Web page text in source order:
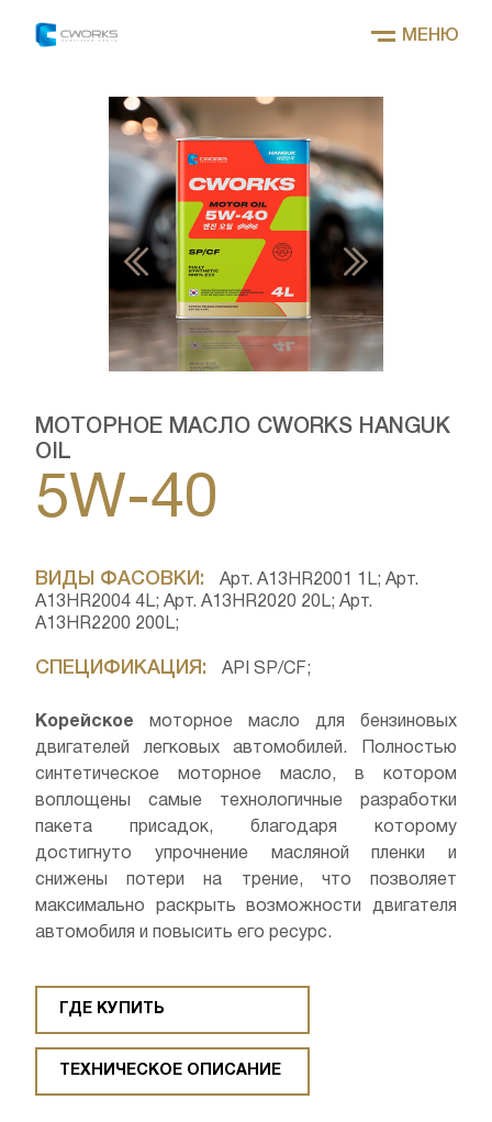
МЕНЮ
МОТОРНОЕ МАСЛО CWORKS HANGUK
OIL
5W-40
ВИДЫ ФАСОВКИ:
Арт. A13HR2001 1L; Арт.
A13HR2004 4L; Арт. A13HR2020 20L; Арт.
A13HR2200 200L;
СПЕЦИФИКАЦИЯ: API SP/CF;
Корейское моторное масло для бензиновых
двигателей легковых автомобилей. Полностью
синтетическое моторное масло, в котором
воплощены самые технологичные разработки
пакета присадок, благодаря которому
достигнуто упрочнение масляной пленки и
снижены потери на трение, что позволяет
максимально раскрыть возможности двигателя
автомобиля и повысить его ресурс.
ГДЕ КУПИТЬ
ТЕХНИЧЕСКОЕ ОПИСАНИЕ